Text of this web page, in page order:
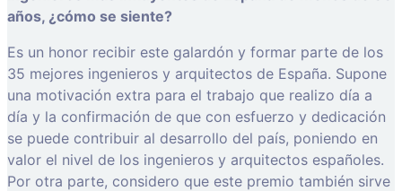
años, ¿cómo se siente?
Es un honor recibir este galardón y formar parte de los
35 mejores ingenieros y arquitectos de España. Supone
una motivación extra para el trabajo que realizo día a
día y la confirmación de que con esfuerzo y dedicación
se puede contribuir al desarrollo del país, poniendo en
valor el nivel de los ingenieros y arquitectos españoles.
Por otra parte, considero que este premio también sirve